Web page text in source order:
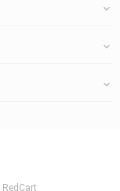
RedCart